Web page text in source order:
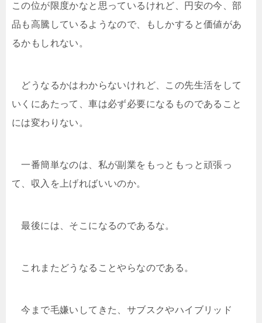
この位が限度かなと思っているけれど、円安の今、部
品も高騰しているようなので、もしかすると価値があ
るかもしれない。
どうなるかはわからないけれど、この先生活をして
いくにあたって、車は必ず必要になるものであること
には変わりない。
一番簡単なのは、私が副業をもっともっと頑張っ
て、収入を上げればいいのか。
最後には、そこになるのであるな。
これまたどうなることやらなのである。
今まで毛嫌いしてきた、サブスクやハイブリッド